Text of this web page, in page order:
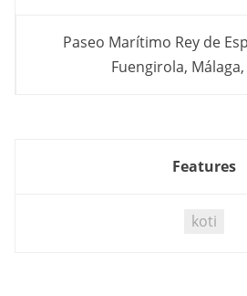
Paseo Marítimo Rey de
Fuengirola,
Features
koti